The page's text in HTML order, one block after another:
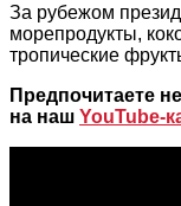
За рубежом
морепродукты,
тропические
Предпочитаете
на наш YouTube-